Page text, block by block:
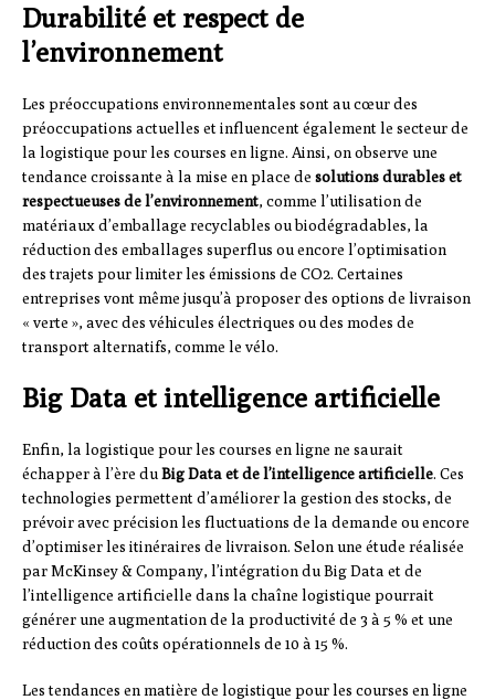
Durabilité et respect de
l’environnement
Les préoccupations environnementales sont au cœur des
préoccupations actuelles et influencent également le secteur de
la logistique pour les courses en ligne. Ainsi, on observe une
tendance croissante à la mise en place de solutions durables et
respectueuses de l’environnement, comme l’utilisation de
matériaux d’emballage recyclables ou biodégradables, la
réduction des emballages superflus ou encore l’optimisation
des trajets pour limiter les émissions de CO2. Certaines
entreprises vont même jusqu’à proposer des options de livraison
« verte », avec des véhicules électriques ou des modes de
transport alternatifs, comme le vélo.
Big Data et intelligence artificielle
Enfin, la logistique pour les courses en ligne ne saurait
échapper à l’ère duBig Data et de l’intelligence artificielle. Ces
technologies permettent d’améliorer la gestion des stocks, de
prévoir avec précision les fluctuations de la demande ou encore
d’optimiser les itinéraires de livraison. Selon une étude réalisée
par McKinsey & Company, l’intégration du Big Data et de
l’intelligence artificielle dans la chaîne logistique pourrait
générer une augmentation de la productivité de 3 à 5 % et une
réduction des coûts opérationnels de 10 à 15 %.
Les tendances en matière de logistique pour les courses en ligne